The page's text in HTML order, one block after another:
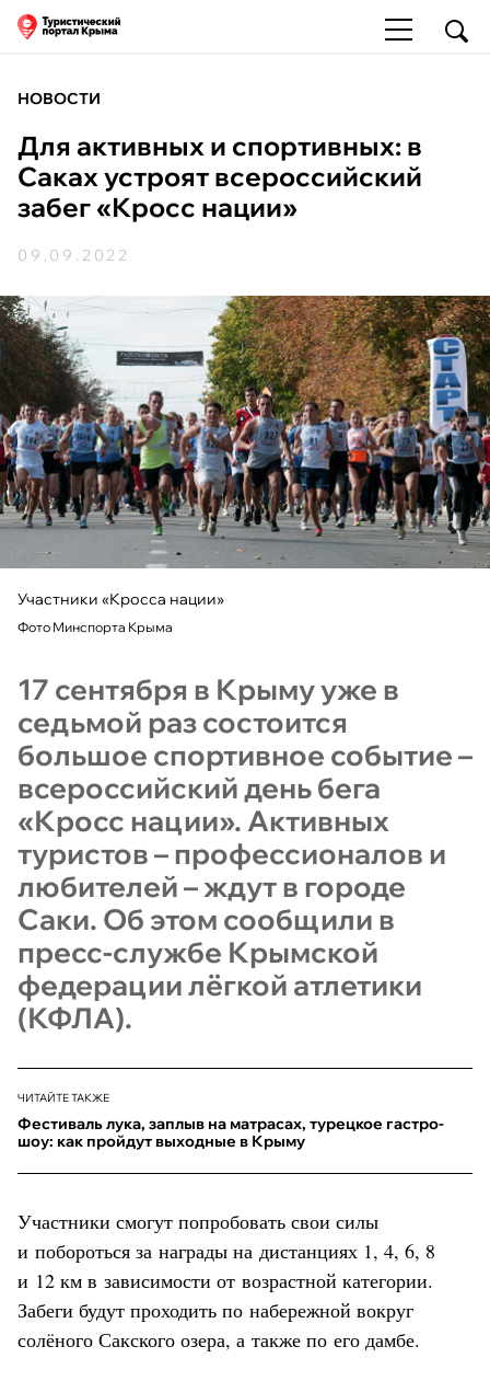
НОВОСТИ
Для активных и спортивных: в
Саках устроят всероссийский
забег «Кросс нации»
09.09.2022
Участники «Кросса нации»
Фото Минспорта Крыма
17 сентября в Крыму уже в
седьмой раз состоится
большое спортивное событие –
всероссийский день бега
«Кросс нации». Активных
туристов – профессионалов и
любителей – ждут в городе
Саки. Об этом сообщили в
пресс-службе Крымской
федерации лёгкой атлетики
(КФЛА).
ЧИТАЙТЕ ТАКЖЕ
Фестиваль лука, заплыв на матрасах, турецкое гастро-
шоу: как пройдут выходные в Крыму
Участники смогут попробовать свои силы
и побороться за награды на дистанциях 1, 4, 6, 8
и 12 км в зависимости от возрастной категории.
Забеги будут проходить по набережной вокруг
солёного Сакского озера, а также по его дамбе.